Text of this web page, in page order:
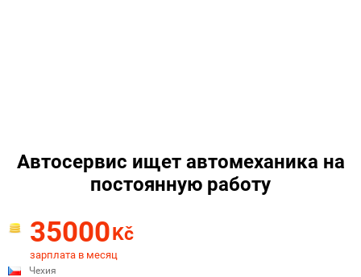
Автосервис ищет автомеханика на
постоянную работу
35000Kč
зарплата в месяц
Чехия